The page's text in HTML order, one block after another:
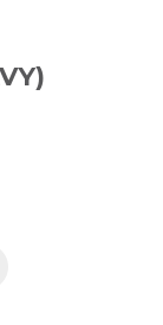
WUNSCHLISTE